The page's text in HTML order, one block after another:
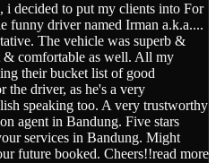
i decided to put my clients into For
funny driver named Irman a.k.a....
The vehicle was superb &
comfortable as well. All my
their bucket list of good
the driver, as he's a very
speaking too. A very trustworthy
agent in Bandung. Five stars
services in Bandung. Might
future booked. Cheers!!read more